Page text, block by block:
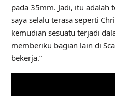
pada 35mm. Jadi, itu adalah
saya selalu terasa seperti
kemudian sesuatu terjadi
memberiku bagian lain di
bekerja.”